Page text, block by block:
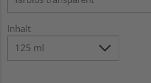
Inhalt